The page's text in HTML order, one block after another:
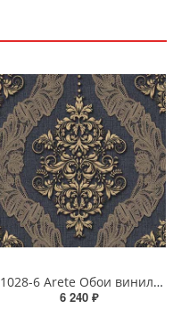
81028-6 Arete Обои виниловые на бумажной основе 1.06*15.6
6 240 ₽